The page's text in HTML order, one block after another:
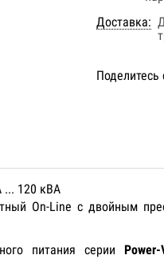
Доставка:
Поделитесь
... 120 кВА
On-Line с двойным
питания серии